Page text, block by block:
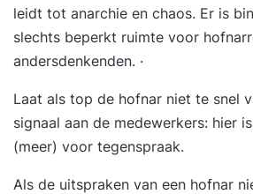
leidt tot anarchie en chaos. Er is
slechts beperkt ruimte voor
andersdenkenden. ·
Laat als top de hofnar niet te snel
signaal aan de medewerkers: hier
(meer) voor tegenspraak.
Als de uitspraken van een hofnar